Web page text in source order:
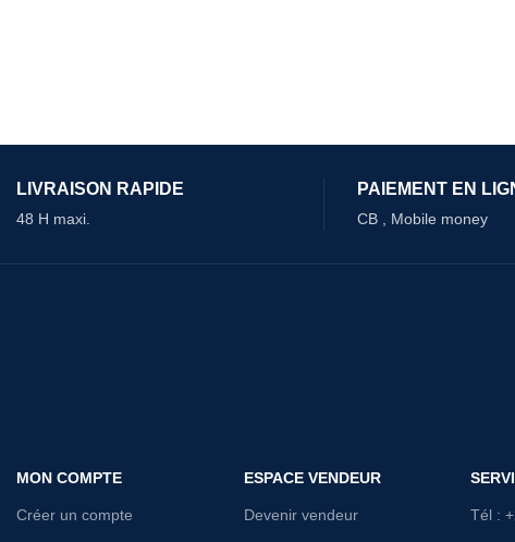
LIVRAISON RAPIDE
48 H maxi.
PAIEMENT EN
CB , Mobile money
MON COMPTE
Créer un compte
ESPACE VENDEUR
Devenir vendeur Tél :